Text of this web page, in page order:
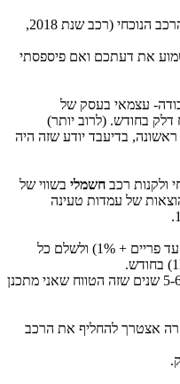
עלה דיון מול המשפחה לגבי החלפה של הרכב הנוכחי (רכב שנת 2018,
את דעתכם ואם פיספסתי
עצמאי בעסק של
בדיעבד יודע שזה היה
ולקנות רכב חשמלי בשווי של
לקחת הלוואה, (מכוון לתנאים של פריים עד פריים + 1%) ולשלם כל
עד שאשלים את המימון יקח בסביבות ה5-6 שנים שזה הטווח שאני מתכנן
אצטרך להחליף את הרכב